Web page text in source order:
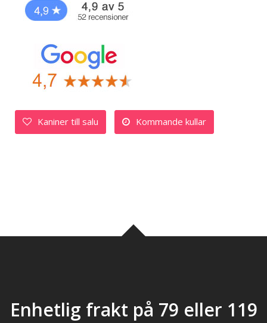
Kaniner till salu Kommande kullar
Enhetlig frakt på 79 eller 119